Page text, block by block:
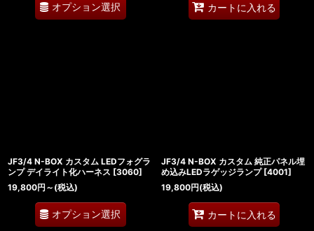
オプション選択 カートに入れる
JF3/4 N-BOX カスタム LEDフォグラ
ンプ デイライト化ハーネス [3060]
19,800円 ～ (税込)
オプション選択
JF3/4 N-BOX カスタム 純正パネル埋
め込みLEDラゲッジランプ [4001]
19,800円(税込)
カートに入れる